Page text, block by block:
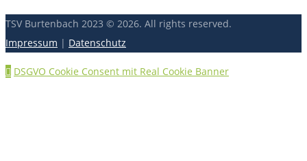
TSV Burtenbach 2023 © 2026. All rights reserved.
Impressum | Datenschutz
DSGVO Cookie Consent mit Real Cookie Banner